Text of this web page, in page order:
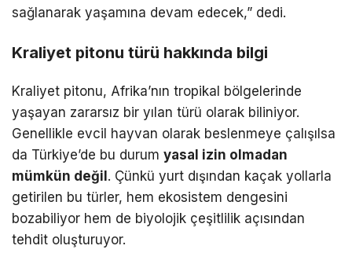
sağlanarak yaşamına devam edecek,” dedi.
Kraliyet pitonu türü hakkında bilgi
Kraliyet pitonu, Afrika’nın tropikal bölgelerinde
yaşayan zararsız bir yılan türü olarak biliniyor.
Genellikle evcil hayvan olarak beslenmeye çalışılsa
da Türkiye’de bu durum yasal izin olmadan
mümkün değil. Çünkü yurt dışından kaçak yollarla
getirilen bu türler, hem ekosistem dengesini
bozabiliyor hem de biyolojik çeşitlilik açısından
tehdit oluşturuyor.